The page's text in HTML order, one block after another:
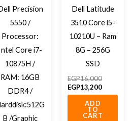
Precision
5550 /
Processor:
Core i7-
10875H /
RAM: 16GB
DDR4 /
B /Graphic
Dell Latitude
3510 Core i5-
10210U – Ram
8G – 256G
SSD
EGP16,000
EGP13,200
ADD
TO
CART